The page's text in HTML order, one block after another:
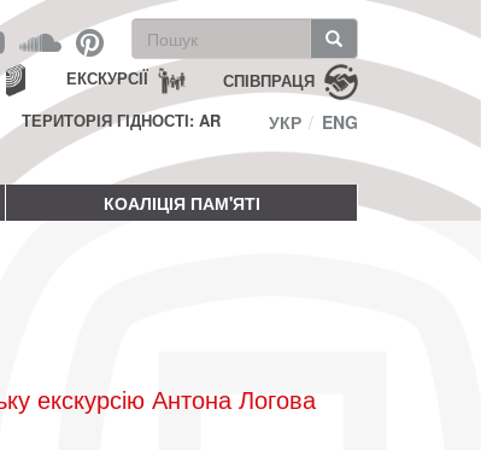
Пошукова
форма
Пошук СПІВПРАЦЯ
ЕКСКУРСІЇ
ТЕРИТОРІЯ ГІДНОСТІ: AR
УКР ENG
КОАЛІЦІЯ ПАМ'ЯТІ
екскурсію Антона Логова